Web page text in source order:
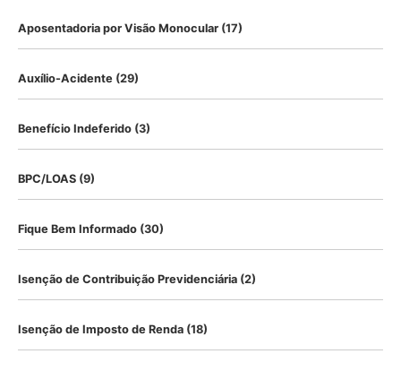
Aposentadoria por Visão Monocular (17)
Auxílio-Acidente (29)
Benefício Indeferido (3)
BPC/LOAS (9)
Fique Bem Informado (30)
Isenção de Contribuição Previdenciária (2)
Isenção de Imposto de Renda (18)